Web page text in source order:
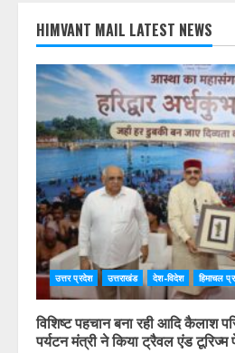
HIMVANT MAIL LATEST NEWS
उत्तर प्रदेश उत्तराखंड देश-विदेश हिमाचल
विशिष्ट पहचान बना रही आदि कैलाश
पर्यटन मंत्री ने किया ट्रैवल एंड